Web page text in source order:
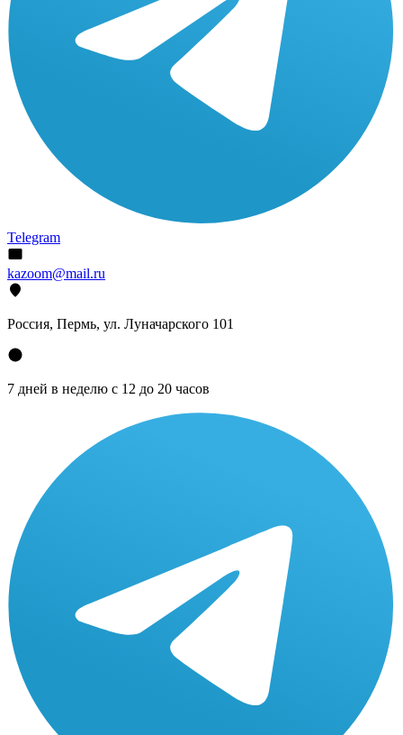
Telegram
kazoom@mail.ru
Россия, Пермь, ул. Луначарского 101
7 дней в неделю с 12 до 20 часов